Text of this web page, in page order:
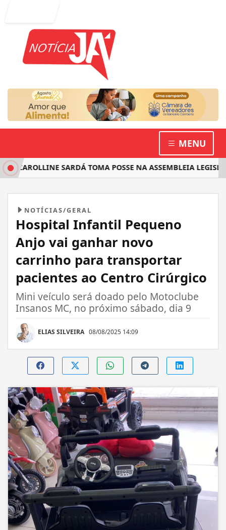
MENU
SARDÁ TOMA POSSE NA ASSEMBLEIA
NOTÍCIAS/GERAL
Hospital Infantil Pequeno
Anjo vai ganhar novo
carrinho para transportar
pacientes ao Centro Cirúrgico
Mini veículo será doado pelo Motoclube
Insanos MC, no próximo sábado, dia 9
ELIAS SILVEIRA 08/08/2025 14:09